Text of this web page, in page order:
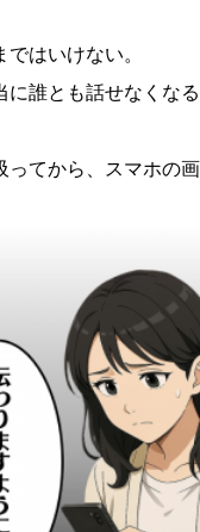
はいけない。
に誰とも話せなくなる
ってから、スマホの